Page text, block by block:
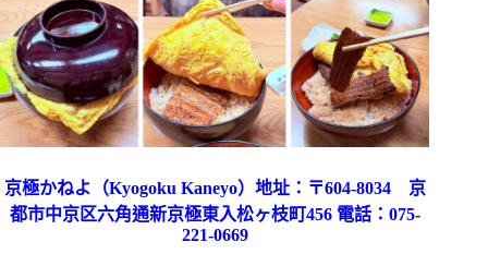
京極かねよ（Kyogoku Kaneyo）地址：〒604-8034 京
都市中京区六角通新京極東入松ヶ枝町456 電話：075-
221-0669